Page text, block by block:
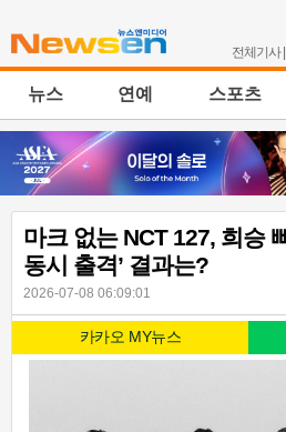
전체기사|
뉴스 연예 스포츠
마크 없는 NCT 127, 희승
동시 출격’ 결과는?
2026-07-08 06:09:01
카카오 MY뉴스